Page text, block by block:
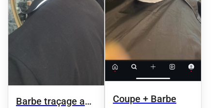
Barbe traçage au
Coupe + Barbe